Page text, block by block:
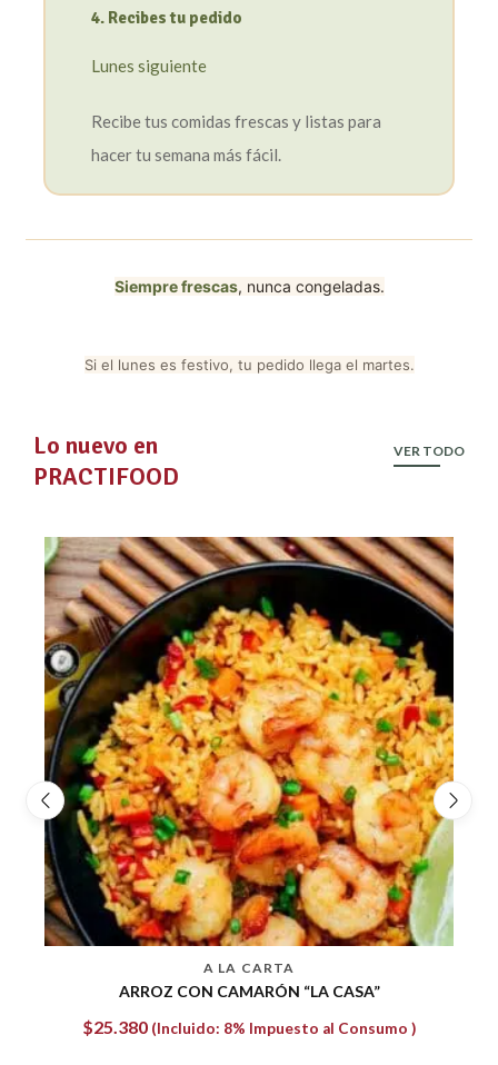
4. Recibes tu pedido
Lunes siguiente
Recibe tus comidas frescas y listas para
hacer tu semana más fácil.
Siempre frescas, nunca congeladas.
Si el lunes es festivo, tu pedido llega el martes.
Lo nuevo en
PRACTIFOOD
VER TODO
A LA CARTA
CHOP SUEY DE POLLO
$15.660 (Incluido: 8% Impuesto al Consumo )